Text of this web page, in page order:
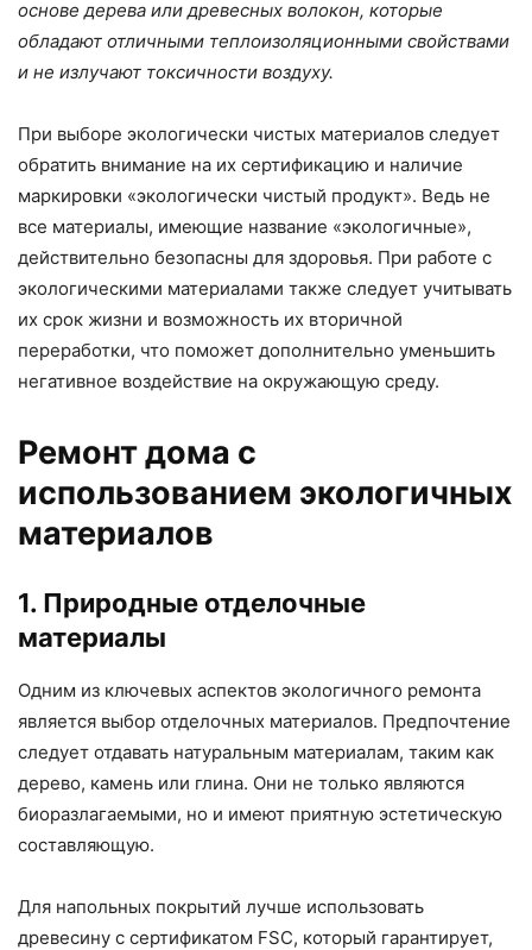
основе дерева или древесных волокон, которые
обладают отличными теплоизоляционными свойствами
и не излучают токсичности воздуху.
При выборе экологически чистых материалов следует
обратить внимание на их сертификацию и наличие
маркировки «экологически чистый продукт». Ведь не
все материалы, имеющие название «экологичные»,
действительно безопасны для здоровья. При работе с
экологическими материалами также следует учитывать
их срок жизни и возможность их вторичной
переработки, что поможет дополнительно уменьшить
негативное воздействие на окружающую среду.
Ремонт дома с
использованием экологичных
материалов
1. Природные отделочные
материалы
Одним из ключевых аспектов экологичного ремонта
является выбор отделочных материалов. Предпочтение
следует отдавать натуральным материалам, таким как
дерево, камень или глина. Они не только являются
биоразлагаемыми, но и имеют приятную эстетическую
составляющую.
Для напольных покрытий лучше использовать
древесину с сертификатом FSC, который гарантирует,